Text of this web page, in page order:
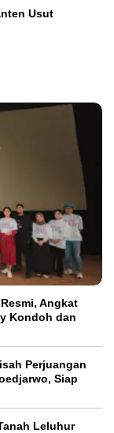
Usut
Angkat
Kondoh dan
Perjuangan
Siap
Leluhur